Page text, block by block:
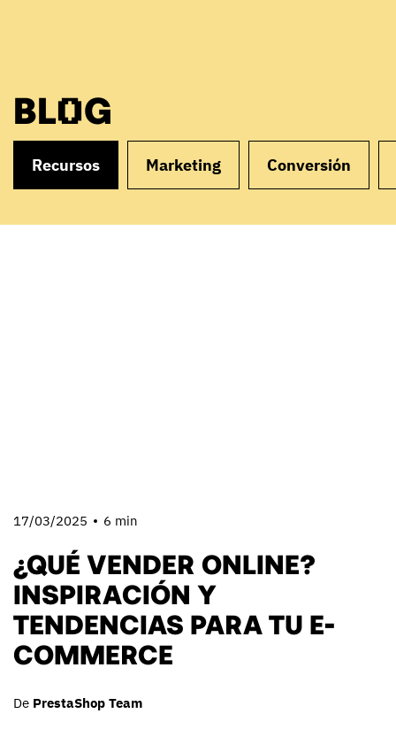
BLOG
Recursos Marketing Conversión
17/03/2025 6 min
¿QUÉ VENDER ONLINE?
INSPIRACIÓN Y
TENDENCIAS PARA TU E-
COMMERCE
De PrestaShop Team